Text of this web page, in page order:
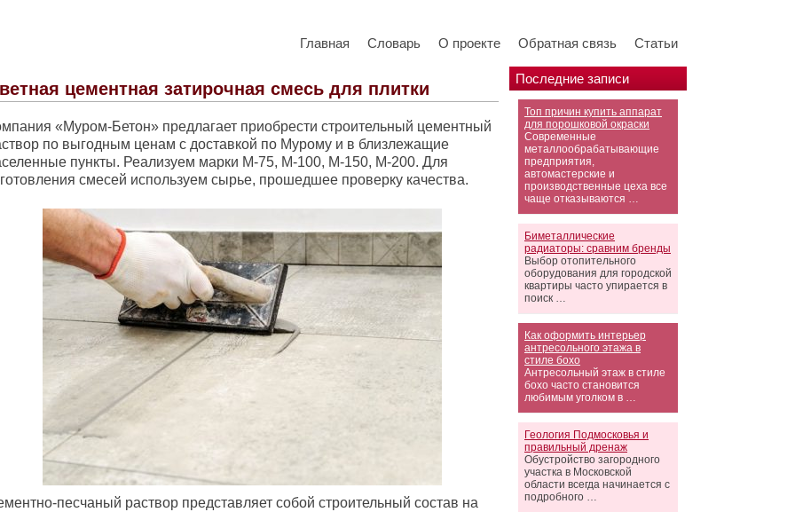
Главная Словарь О проекте Обратная связь Статьи
Последние записи
Топ причин купить аппарат
для порошковой окраски
Современные
металлообрабатывающие
предприятия,
автомастерские и
производственные цеха все
чаще отказываются …
Биметаллические
радиаторы: сравним бренды
Выбор отопительного
оборудования для городской
квартиры часто упирается в
поиск …
Как оформить интерьер
антресольного этажа в
стиле бохо
Антресольный этаж в стиле
бохо часто становится
любимым уголком в …
Геология Подмосковья и
правильный дренаж
Обустройство загородного
участка в Московской
области всегда начинается с
подробного …
цементная затирочная смесь для плитки
«Муром-Бетон» предлагает приобрести строительный цементный
по выгодным ценам с доставкой по Мурому и в близлежащие
пункты. Реализуем марки М-75, М-100, М-150, М-200. Для
смесей используем сырье, прошедшее проверку качества.
песчаный раствор представляет собой строительный состав на